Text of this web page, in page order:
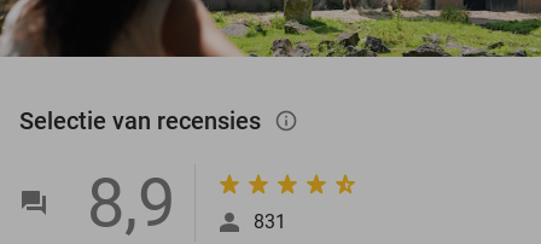
Selectie van recensies info_outlined
8,9 831